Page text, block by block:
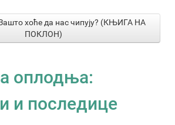
хоће да нас чипују? (КЊИГА НА
ПОКЛОН)
оплодња:
и последице